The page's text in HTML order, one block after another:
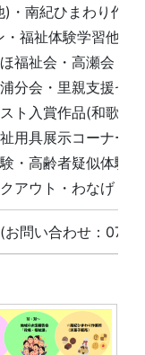
・南紀ひまわり作
福祉体験学習他)
祉会・高瀬会
会・里親支援セン
入賞作品(和歌山
用具展示コーナー
・高齢者疑似体験
わなげ・スカ
お問い合わせ：